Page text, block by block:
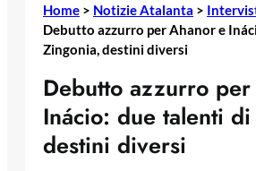
Home > Notizie Atalanta >
Debutto azzurro per Ahanor e
Zingonia, destini diversi
Debutto azzurro
Inácio: due talenti
destini diversi